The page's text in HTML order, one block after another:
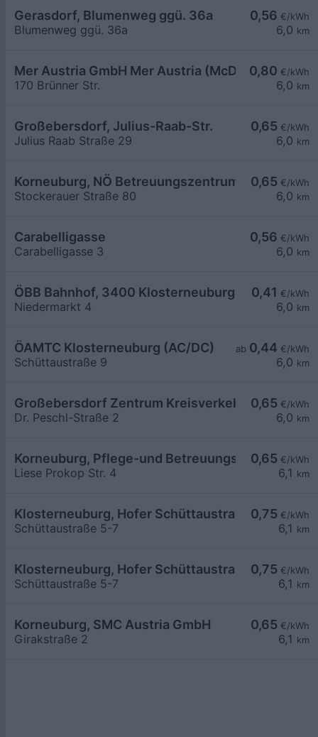
0,56 €/kWh
6,0 km
Gerasdorf, Blumenweg ggü. 36a
Blumenweg ggü. 36a
0,80 €/kWh
6,0 km
Mer Austria GmbH Mer Austria (McD) - Wien -
170 Brünner Str.
0,65 €/kWh
6,0 km
Großebersdorf, Julius-Raab-Str.
Julius Raab Straße 29
0,65 €/kWh
6,0 km
Korneuburg, NÖ Betreuungszentrum
Stockerauer Straße 80
0,56 €/kWh
6,0 km
Carabelligasse
Carabelligasse 3
0,41 €/kWh
6,0 km
ÖBB Bahnhof, 3400 Klosterneuburg-Kierling
Niedermarkt 4
ab 0,44 €/kWh
6,0 km
ÖAMTC Klosterneuburg (AC/DC)
Schüttaustraße 9
0,65 €/kWh
6,0 km
Großebersdorf Zentrum Kreisverkehr
Dr. Peschl-Straße 2
0,65 €/kWh
6,1 km
Korneuburg, Pflege-und Betreuungszentrum
Liese Prokop Str. 4
0,75 €/kWh
6,1 km
Klosterneuburg, Hofer Schüttaustraße
Schüttaustraße 5-7
0,75 €/kWh
6,1 km
Klosterneuburg, Hofer Schüttaustraße
Schüttaustraße 5-7
0,65 €/kWh
6,1 km
Korneuburg, SMC Austria GmbH
Girakstraße 2